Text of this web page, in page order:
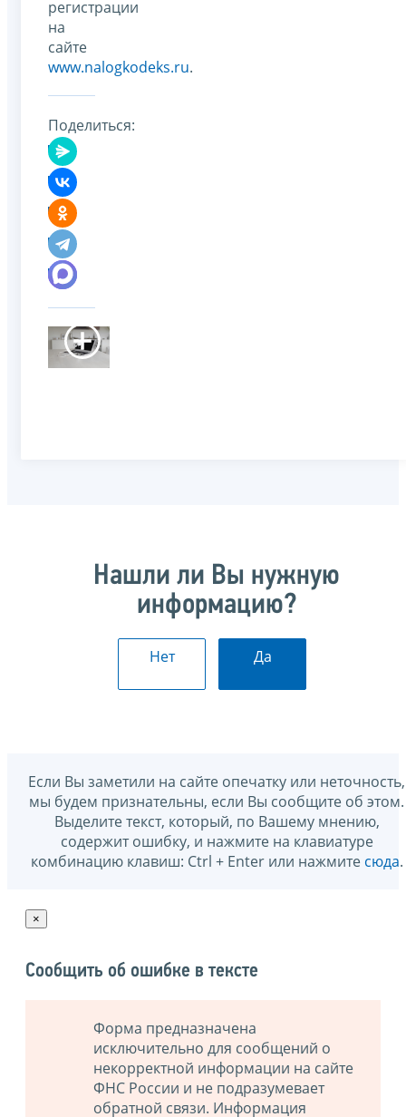
регистрации
на
сайте
www.nalogkodeks.ru.
Поделиться:
Нашли ли Вы нужную
информацию?
Нет Да
Если Вы заметили на сайте опечатку или неточность,
мы будем признательны, если Вы сообщите об этом.
Выделите текст, который, по Вашему мнению,
содержит ошибку, и нажмите на клавиатуре
комбинацию клавиш: Ctrl + Enter или нажмите сюда.
×
Сообщить об ошибке в тексте
Форма предназначена
исключительно для сообщений о
некорректной информации на сайте
ФНС России и не подразумевает
обратной связи. Информация